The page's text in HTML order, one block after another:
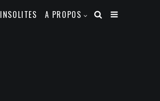
INSOLITES A PROPOS